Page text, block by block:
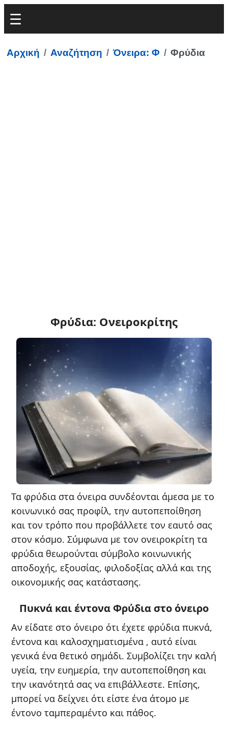
Αρχική Αναζήτηση Όνειρα: Φ Φρύδια
Φρύδια: Ονειροκρίτης
Τα φρύδια στα όνειρα συνδέονται άμεσα με το
κοινωνικό σας προφίλ, την αυτοπεποίθηση
και τον τρόπο που προβάλλετε τον εαυτό σας
στον κόσμο. Σύμφωνα με τον ονειροκρίτη τα
φρύδια θεωρούνται σύμβολο κοινωνικής
αποδοχής, εξουσίας, φιλοδοξίας αλλά και της
οικονομικής σας κατάστασης.
Πυκνά και έντονα Φρύδια στο όνειρο
Αν είδατε στο όνειρο ότι έχετε φρύδια πυκνά,
έντονα και καλοσχηματισμένα , αυτό είναι
γενικά ένα θετικό σημάδι. Συμβολίζει την καλή
υγεία, την ευημερία, την αυτοπεποίθηση και
την ικανότητά σας να επιβάλλεστε. Επίσης,
μπορεί να δείχνει ότι είστε ένα άτομο με
έντονο ταμπεραμέντο και πάθος.